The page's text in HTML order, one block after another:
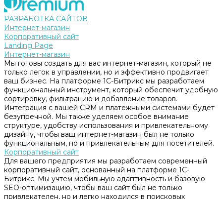
РАЗРАБОТКА САЙТОВ
Интернет-магазин
Корпоративный сайт
Landing Page
Интернет-магазин
Мы готовы создать для вас интернет-магазин, который не
только легок в управлении, но и эффективно продвигает
ваш бизнес. На платформе 1С-Битрикс мы разработаем
функциональный инструмент, который обеспечит удобную
сортировку, фильтрацию и добавление товаров.
Интеграция с вашей CRM и платежными системами будет
безупречной. Мы также уделяем особое внимание
структуре, удобству использования и привлекательному
дизайну, чтобы ваш интернет-магазин был не только
функциональным, но и привлекательным для посетителей.
Корпоративный сайт
Для вашего предприятия мы разработаем современный
корпоративный сайт, основанный на платформе 1С-
Битрикс. Мы учтем мобильную адаптивность и базовую
SEO-оптимизацию, чтобы ваш сайт был не только
привлекателен, но и легко находился в поисковых